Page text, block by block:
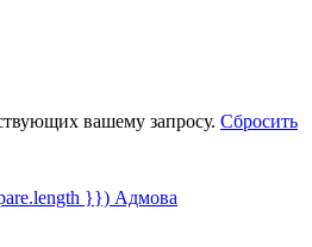
вашему запросу. Сбросить
}}) Адмова